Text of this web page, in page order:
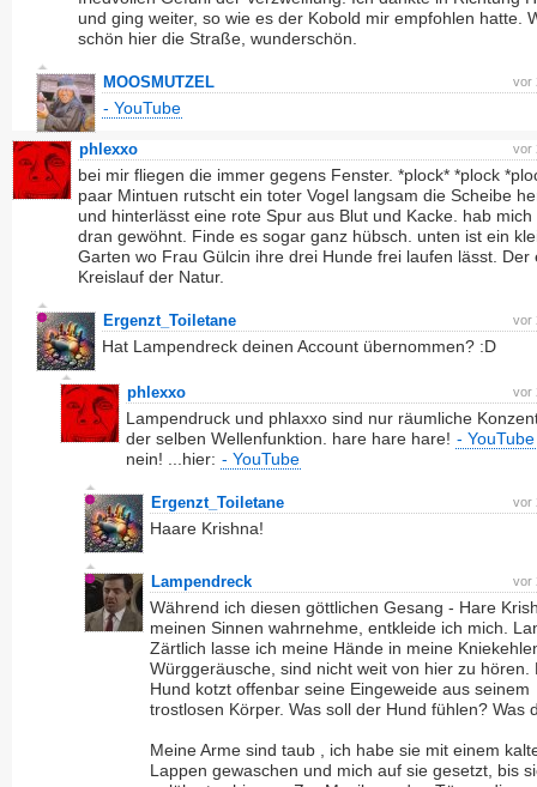
und ging weiter, so wie es der Kobold mir empfohlen hatte.
schön hier die Straße, wunderschön.
vor
MOOSMUTZEL
- YouTube
vor
phlexxo
bei mir fliegen die immer gegens Fenster. *plock* *plock
paar Mintuen rutscht ein toter Vogel langsam die Scheibe
und hinterlässt eine rote Spur aus Blut und Kacke. hab mich
dran gewöhnt. Finde es sogar ganz hübsch. unten ist ein
Garten wo Frau Gülcin ihre drei Hunde frei laufen lässt. Der
Kreislauf der Natur.
vor
Ergenzt_Toiletane
Hat Lampendreck deinen Account übernommen? :D
vor
phlexxo
Lampendruck und phlaxxo sind nur räumliche
der selben Wellenfunktion. hare hare hare! - YouTube
nein! ...hier: - YouTube
vor
Ergenzt_Toiletane
Haare Krishna!
vor
Lampendreck
Während ich diesen göttlichen Gesang - Hare
meinen Sinnen wahrnehme, entkleide ich mich.
Zärtlich lasse ich meine Hände in meine
Würggeräusche, sind nicht weit von hier zu hören.
Hund kotzt offenbar seine Eingeweide aus seinem
trostlosen Körper. Was soll der Hund fühlen? Was
Meine Arme sind taub , ich habe sie mit einem
Lappen gewaschen und mich auf sie gesetzt, bis